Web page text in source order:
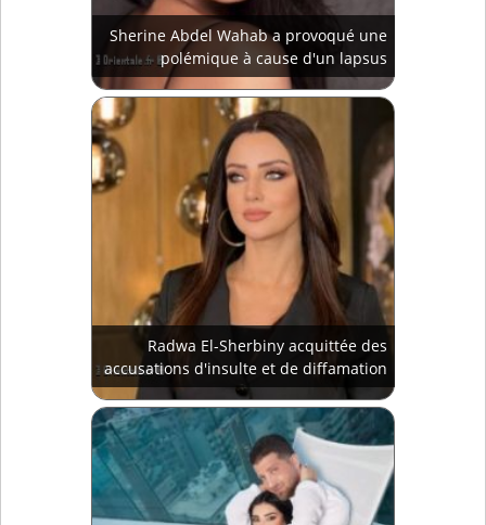
Sherine Abdel Wahab a provoqué une
polémique à cause d'un lapsus
Radwa El-Sherbiny acquittée des
accusations d'insulte et de diffamation